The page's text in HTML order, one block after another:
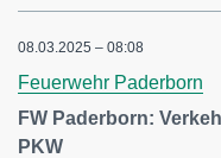
08.03.2025 – 08:08
Feuerwehr Paderborn
FW Paderborn:
PKW